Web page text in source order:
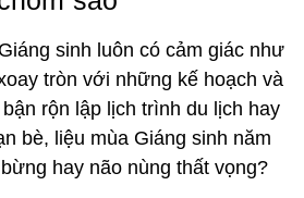
sinh luôn có cảm giác như
tròn với những kế hoạch và
rộn lập lịch trình du lịch hay
bè, liệu mùa Giáng sinh năm
hay não nùng thất vọng?